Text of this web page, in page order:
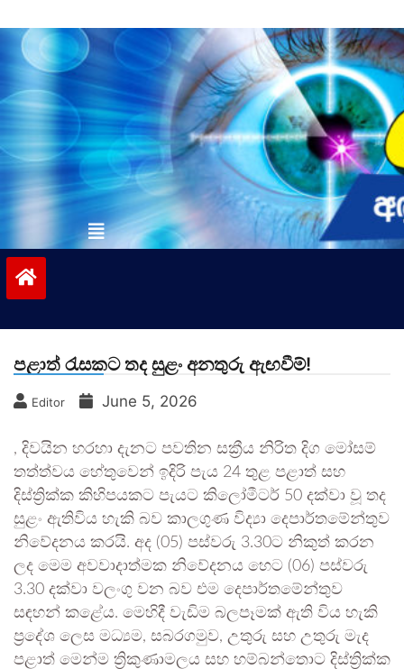
to
contentvinivida.lk
පළාත් රැසකට තද සුළං අනතුරු ඇඟවීම්!
Editor June 5, 2026
, දිවයින හරහා දැනට පවතින සක්‍රීය නිරිත දිග මෝසම්
තත්ත්වය හේතුවෙන් ඉදිරි පැය 24 තුළ පළාත් සහ
දිස්ත්‍රික්ක කිහිපයකට පැයට කිලෝමීටර් 50 දක්වා වූ තද
සුළං ඇතිවිය හැකි බව කාලගුණ විද්‍යා දෙපාර්තමේන්තුව
නිවේදනය කරයි. අද (05) පස්වරු 3.30ට නිකුත් කරන
ලද මෙම අවවාදාත්මක නිවේදනය හෙට (06) පස්වරු
3.30 දක්වා වලංගු වන බව එම දෙපාර්තමේන්තුව
සඳහන් කළේය. මෙහිදී වැඩිම බලපෑමක් ඇති විය හැකි
ප්‍රදේශ ලෙස මධ්‍යම, සබරගමුව, උතුරු සහ උතුරු මැද
පළාත් මෙන්ම ත්‍රිකුණාමලය සහ හම්බන්තොට දිස්ත්‍රික්ක